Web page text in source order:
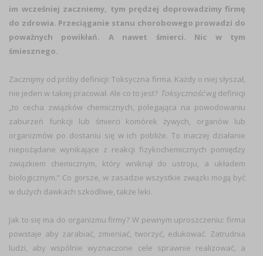
im wcześniej zaczniemy, tym prędzej doprowadzimy firmę
do zdrowia. Przeciąganie stanu chorobowego prowadzi do
poważnych powikłań. A nawet śmierci. Nic w tym
śmiesznego.
Zacznijmy od próby definicji: Toksyczna firma. Każdy o niej słyszał,
nie jeden w takiej pracował. Ale co to jest? Toksycznośćwg definicji
„to cecha związków chemicznych, polegająca na powodowaniu
zaburzeń funkcji lub śmierci komórek żywych, organów lub
organizmów po dostaniu się w ich pobliże. To inaczej działanie
niepożądane wynikające z reakcji fizykochemicznych pomiędzy
związkiem chemicznym, który wniknął do ustroju, a układem
biologicznym.” Co gorsze, w zasadzie wszystkie związki mogą być
w dużych dawkach szkodliwe, także leki.
Jak to się ma do organizmu firmy? W pewnym uproszczeniu: firma
powstaje aby zarabiać, zmieniać, tworzyć, edukować. Zatrudnia
ludzi, aby wspólnie wyznaczone cele sprawnie realizować, a